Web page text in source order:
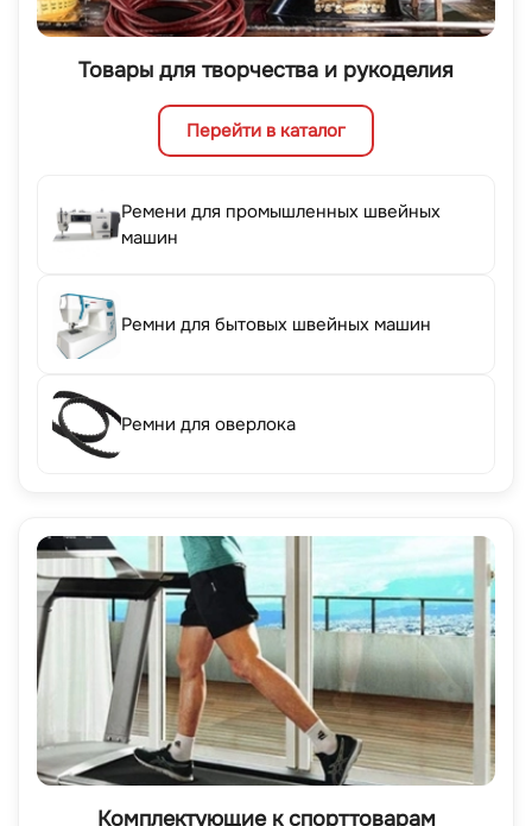
Товары для творчества и рукоделия
Перейти в каталог
Ремени для промышленных швейных
машин
Ремни для бытовых швейных машин
Ремни для оверлока
Комплектующие к спорттоварам